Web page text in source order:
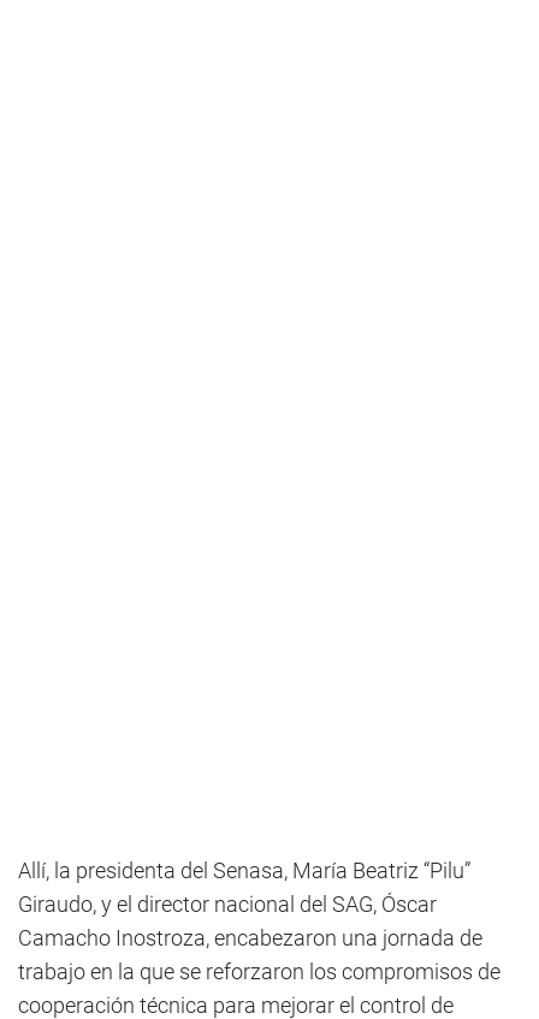
Allí, la presidenta del Senasa, María Beatriz “Pilu”
Giraudo, y el director nacional del SAG, Óscar
Camacho Inostroza, encabezaron una jornada de
trabajo en la que se reforzaron los compromisos de
cooperación técnica para mejorar el control de